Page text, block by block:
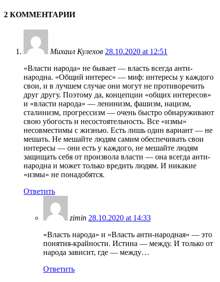
2 КОММЕНТАРИИ
Михаил Кулехов 28.10.2020 at 12:51
«Власти народа» не бывает — власть всегда анти-
народна. «Общий интерес» — миф: интересы у каждого
свои, и в лучшем случае они могут не противоречить
друг другу. Поэтому да, концепции «общих интересов»
и «власти народа» — ленинизм, фашизм, нацизм,
сталинизм, прогрессизм — очень быстро обнаруживают
свою убогость и несостоятельность. Все «измы»
несовместимы с жизнью. Есть лишь один вариант — не
мешать. Не мешайте людям самим обеспечивать свои
интересы — они есть у каждого, не мешайте людям
защищать себя от произвола власти — она всегда анти-
народна и может только вредить людям. И никакие
«измы» не понадобятся.
Ответить
zimin 28.10.2020 at 14:33
«Власть народа» и «Власть анти-народная» — это
понятия-крайности. Истина — между. И только от
народа зависит, где — между…
Ответить